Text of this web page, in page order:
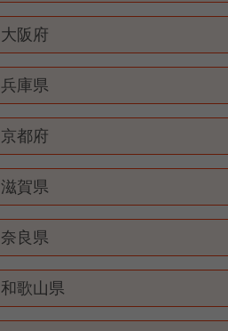
大阪府
兵庫県
京都府
滋賀県
奈良県
和歌山県